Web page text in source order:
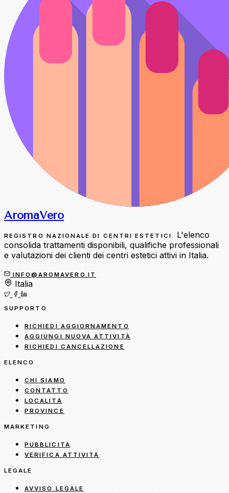
AromaVero
REGISTRO NAZIONALE DI CENTRI ESTETICI.
L'elenco
consolida trattamenti disponibili, qualifiche professionali
e valutazioni dei clienti dei centri estetici attivi in Italia.
INFO@AROMAVERO.IT
Italia
SUPPORTO
RICHIEDI AGGIORNAMENTO
AGGIUNGI NUOVA ATTIVITÀ
RICHIEDI CANCELLAZIONE
ELENCO
CHI SIAMO
CONTATTO
LOCALITÀ
PROVINCE
MARKETING
PUBBLICITÀ
VERIFICA ATTIVITÀ
LEGALE
AVVISO LEGALE